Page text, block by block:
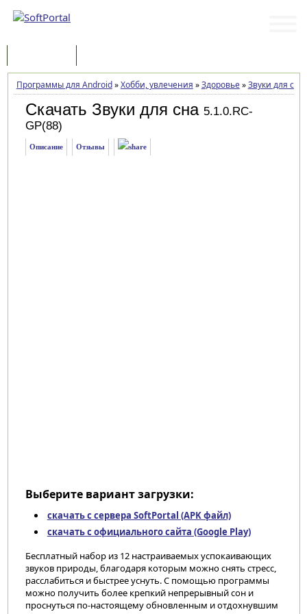
Программы для Android»Хобби, увлечения »Здоровье»Звуки для сна
Скачать Звуки для сна 5.1.0.RC-
GP(88)
Описание Отзывы
Выберите вариант загрузки:
скачать с сервера SoftPortal (APK файл)
скачать с официального сайта (Google Play)
Бесплатный набор из 12 настраиваемых успокаивающих
звуков природы, благодаря которым можно снять стресс,
расслабиться и быстрее уснуть. С помощью программы
можно получить более крепкий непрерывный сон и
проснуться по-настоящему обновленным и отдохнувшим